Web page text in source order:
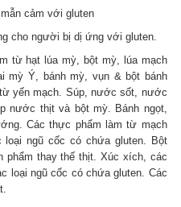
cảm với gluten
cho người bị dị ứng với gluten.
từ hạt lúa mỳ, bột mỳ, lúa mạch
mỳ Ý, bánh mỳ, vụn & bột bánh
yến mạch. Súp, nước sốt, nước
nước thịt và bột mỳ. Bánh ngọt,
Các thực phẩm làm từ mạch
ngũ cốc có chứa gluten. Bột
phẩm thay thế thịt. Xúc xích, các
loại ngũ cốc có chứa gluten. Các